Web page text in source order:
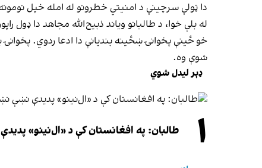
دا ټولې سرچینې د امنیتي خطرونو له امله خپل
له بلې خوا، د طالبانو ویاند ذبیح‌الله مجاهد دا ډول
خو ځینې پخوانۍ ښځینه بندیانې دا ادعا ردوي.
شوې وه.
ډېر لیدل شوي
۱ طالبان: په افغانستان کې د «ال‌نینو»